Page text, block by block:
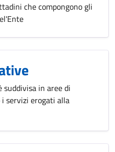
che compongono gli
in aree di
servizi erogati alla